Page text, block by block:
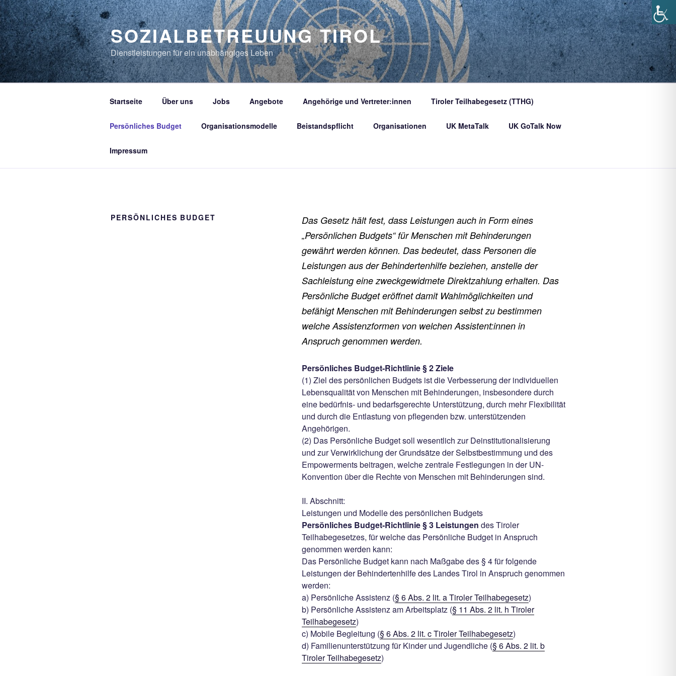
Zum
Inhalt
springen
SOZIALBETREUUNG TIROL
Dienstleistungen für ein unabhängiges Leben
Startseite Über uns Jobs Angebote Angehörige und Vertreter:innen Tiroler Teilhabegesetz (TTHG)
Persönliches Budget Organisationsmodelle Beistandspflicht Organisationen UK MetaTalk UK GoTalk Now
Impressum
PERSÖNLICHES BUDGET
Das Gesetz hält fest, dass Leistungen auch in Form eines
„Persönlichen Budgets“ für Menschen mit Behinderungen
gewährt werden können. Das bedeutet, dass Personen die
Leistungen aus der Behindertenhilfe beziehen, anstelle der
Sachleistung eine zweckgewidmete Direktzahlung erhalten. Das
Persönliche Budget eröffnet damit Wahlmöglichkeiten und
befähigt Menschen mit Behinderungen selbst zu bestimmen
welche Assistenzformen von welchen Assistent:innen in
Anspruch genommen werden.
Persönliches Budget-Richtlinie § 2 Ziele
(1) Ziel des persönlichen Budgets ist die Verbesserung der individuellen
Lebensqualität von Menschen mit Behinderungen, insbesondere durch
eine bedürfnis- und bedarfsgerechte Unterstützung, durch mehr Flexibilität
und durch die Entlastung von pflegenden bzw. unterstützenden
Angehörigen.
(2) Das Persönliche Budget soll wesentlich zur Deinstitutionalisierung
und zur Verwirklichung der Grundsätze der Selbstbestimmung und des
Empowerments beitragen, welche zentrale Festlegungen in der UN-
Konvention über die Rechte von Menschen mit Behinderungen sind.
II. Abschnitt:
Leistungen und Modelle des persönlichen Budgets
Persönliches Budget-Richtlinie § 3 Leistungen des Tiroler
Teilhabegesetzes, für welche das Persönliche Budget in Anspruch
genommen werden kann:
Das Persönliche Budget kann nach Maßgabe des § 4 für folgende
Leistungen der Behindertenhilfe des Landes Tirol in Anspruch genommen
werden:
a) Persönliche Assistenz (§ 6 Abs. 2 lit. a Tiroler Teilhabegesetz)
b) Persönliche Assistenz am Arbeitsplatz (§ 11 Abs. 2 lit. h Tiroler
Teilhabegesetz)
c) Mobile Begleitung (§ 6 Abs. 2 lit. c Tiroler Teilhabegesetz)
d) Familienunterstützung für Kinder und Jugendliche (§ 6 Abs. 2 lit. b
Tiroler Teilhabegesetz)